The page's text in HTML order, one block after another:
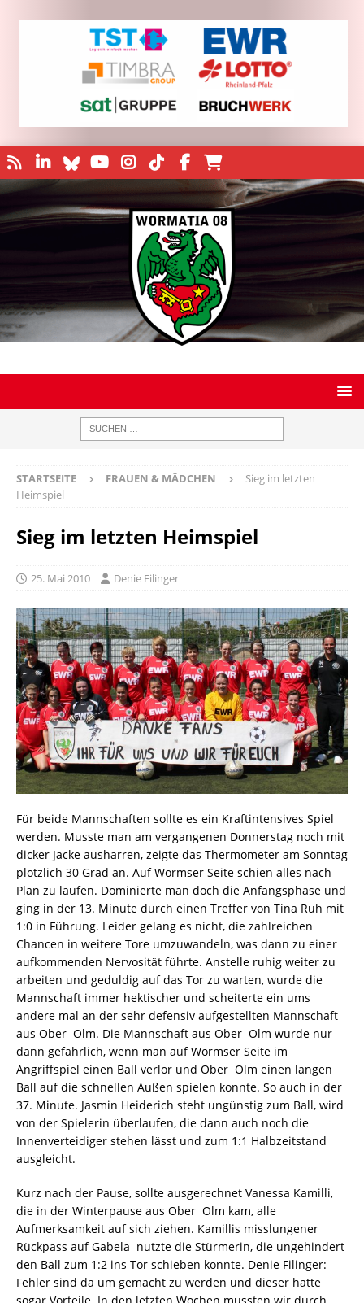
STARTSEITE FRAUEN & MÄDCHEN
Sieg im letzten
Heimspiel
Sieg im letzten Heimspiel
25. Mai 2010 Denie Filinger
Für beide Mannschaften sollte es ein Kraftintensives Spiel
werden. Musste man am vergangenen Donnerstag noch mit
dicker Jacke ausharren, zeigte das Thermometer am Sonntag
plötzlich 30 Grad an. Auf Wormser Seite schien alles nach
Plan zu laufen. Dominierte man doch die Anfangsphase und
ging in der 13. Minute durch einen Treffer von Tina Ruh mit
1:0 in Führung. Leider gelang es nicht, die zahlreichen
Chancen in weitere Tore umzuwandeln, was dann zu einer
aufkommenden Nervosität führte. Anstelle ruhig weiter zu
arbeiten und geduldig auf das Tor zu warten, wurde die
Mannschaft immer hektischer und scheiterte ein ums
andere mal an der sehr defensiv aufgestellten Mannschaft
aus Ober  Olm. Die Mannschaft aus Ober  Olm wurde nur
dann gefährlich, wenn man auf Wormser Seite im
Angriffspiel einen Ball verlor und Ober  Olm einen langen
Ball auf die schnellen Außen spielen konnte. So auch in der
37. Minute. Jasmin Heiderich steht ungünstig zum Ball, wird
von der Spielerin überlaufen, die dann auch noch die
Innenverteidiger stehen lässt und zum 1:1 Halbzeitstand
ausgleicht.
Kurz nach der Pause, sollte ausgerechnet Vanessa Kamilli,
die in der Winterpause aus Ober  Olm kam, alle
Aufmerksamkeit auf sich ziehen. Kamillis misslungener
Rückpass auf Gabela nutzte die Stürmerin, die ungehindert
den Ball zum 1:2 ins Tor schieben konnte. Denie Filinger:
Fehler sind da um gemacht zu werden und dieser hatte